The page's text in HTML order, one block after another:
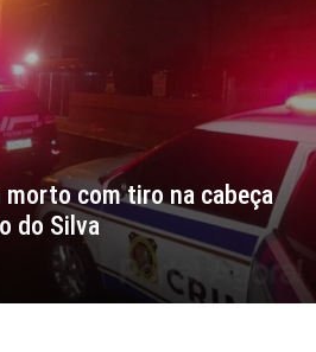
com tiro na cabeça
do Silva